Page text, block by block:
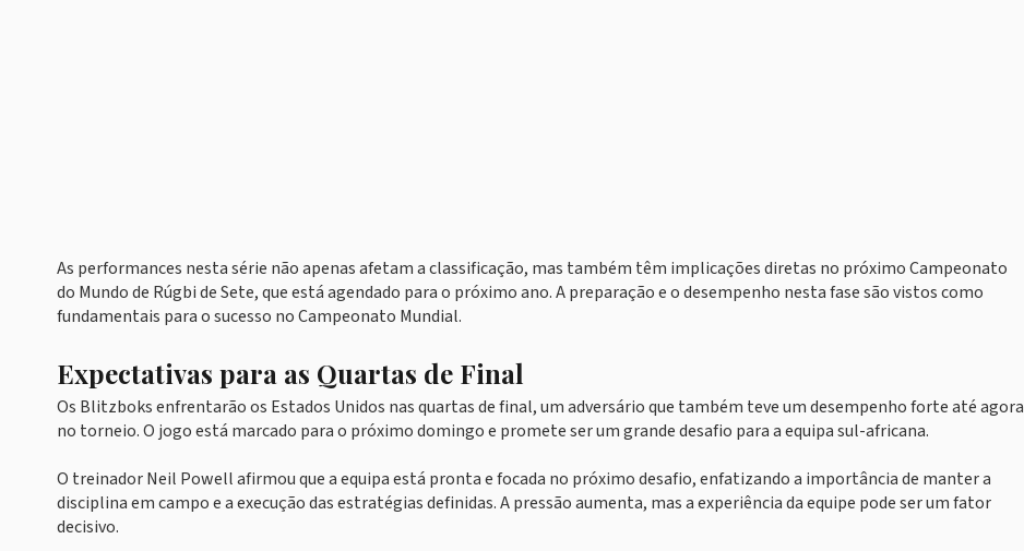
As performances nesta série não apenas afetam a classificação, mas também têm implicações diretas no próximo Campeonato
do Mundo de Rúgbi de Sete, que está agendado para o próximo ano. A preparação e o desempenho nesta fase são vistos como
fundamentais para o sucesso no Campeonato Mundial.
Expectativas para as Quartas de Final
Os Blitzboks enfrentarão os Estados Unidos nas quartas de final, um adversário que também teve um desempenho forte até agora
no torneio. O jogo está marcado para o próximo domingo e promete ser um grande desafio para a equipa sul-africana.
O treinador Neil Powell afirmou que a equipa está pronta e focada no próximo desafio, enfatizando a importância de manter a
disciplina em campo e a execução das estratégias definidas. A pressão aumenta, mas a experiência da equipe pode ser um fator
decisivo.